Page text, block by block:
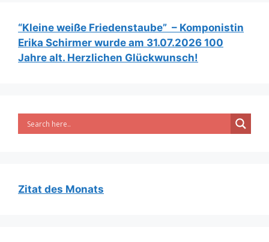
“Kleine weiße Friedenstaube” – Komponistin
Erika Schirmer wurde am 31.07.2026 100
Jahre alt. Herzlichen Glückwunsch!
Zitat des Monats